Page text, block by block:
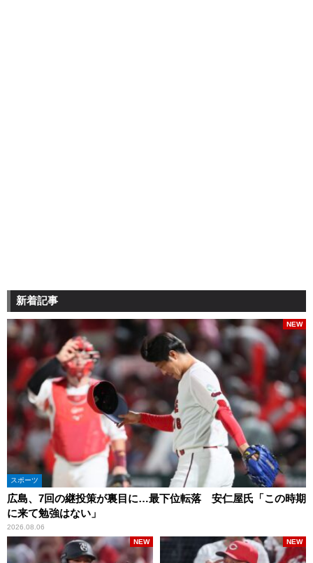
新着記事
スポーツ
広島、7回の継投策が裏目に…最下位転落 安仁屋氏「この時期
に来て勉強はない」
2026.08.06
NEW
NEW NEW